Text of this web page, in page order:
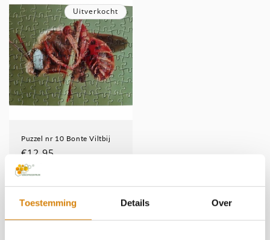
Toestemming Details Over
Uitverkocht
Puzzel nr 10 Bonte Viltbij
Normale
prijs
€12,95